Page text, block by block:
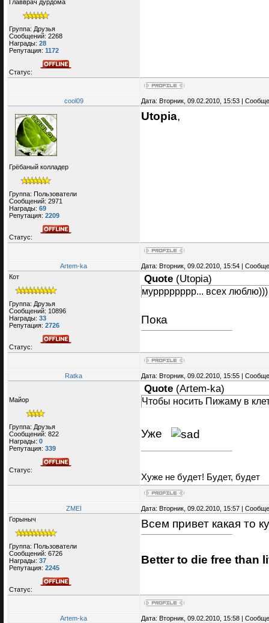
Главврач дурдома
Группа: Друзья
Сообщений: 2268
Награды: 28
Репутация: 1172
Статус:
cool09 Дата: Вторник, 09.02.2010, 15:53 |
Грёбаный колладер
Группа: Пользователи
Сообщений: 2971
Награды: 69
Репутация: 2209
Статус:
Utopia,
Artem-ka
Дата: Вторник, 09.02.2010, 15:54 |
Кот
Группа: Друзья
Сообщений: 10896
Награды: 33
Репутация: 2726
Статус:
Quote (Utopia)
мурррррррр... всех
Пока
Ratka Дата: Вторник, 09.02.2010, 15:55 |
Майор
Группа: Друзья
Сообщений: 822
Награды: 0
Репутация: 339
Статус:
Quote (Artem-ka)
Чтобы носить Пижаму в
Уже
Хуже не будет! Будет, будет
ZMEI
Дата: Вторник, 09.02.2010, 15:57 |
Горыныч
Группа: Пользователи
Сообщений: 6726
Награды: 37
Репутация: 2245
Статус:
Всем привет какая то
Better to die free than
Artem-ka
Дата: Вторник, 09.02.2010, 15:58 |